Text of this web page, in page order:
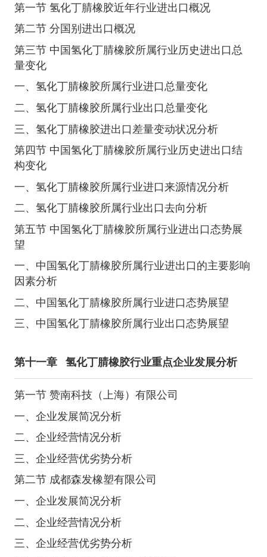
第一节 氢化丁腈橡胶近年行业进出口概况
第二节 分国别进出口概况
第三节 中国氢化丁腈橡胶所属行业历史进出口总
量变化
一、氢化丁腈橡胶所属行业进口总量变化
二、氢化丁腈橡胶所属行业出口总量变化
三、氢化丁腈橡胶进出口差量变动状况分析
第四节 中国氢化丁腈橡胶所属行业历史进出口结
构变化
一、氢化丁腈橡胶所属行业进口来源情况分析
二、氢化丁腈橡胶所属行业出口去向分析
第五节 中国氢化丁腈橡胶所属行业进出口态势展
望
一、中国氢化丁腈橡胶所属行业进出口的主要影响
因素分析
二、中国氢化丁腈橡胶所属行业进口态势展望
三、中国氢化丁腈橡胶所属行业出口态势展望
第十一章 氢化丁腈橡胶行业重点企业发展分析
第一节 赞南科技（上海）有限公司
一、企业发展简况分析
二、企业经营情况分析
三、企业经营优劣势分析
第二节 成都森发橡塑有限公司
一、企业发展简况分析
二、企业经营情况分析
三、企业经营优劣势分析